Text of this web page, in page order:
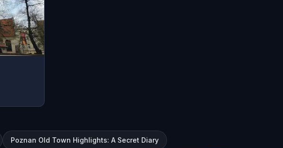
Poznan Old Town Highlights: A Secret Diary